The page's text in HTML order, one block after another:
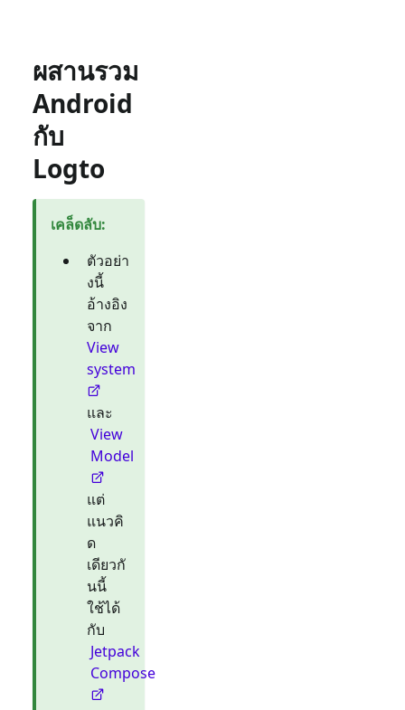
ผสานรวม
Android
กับ
Logto
เคล็ดลับ:
ตัวอย่า
งนี้
อ้างอิง
จาก
View
system
และ
View
Model
แต่
แนวคิ
ด
เดียวกั
นนี้
ใช้ได้
กับ
Jetpack
Compose